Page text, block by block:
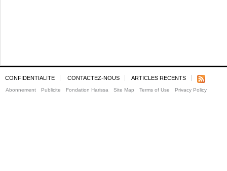
CONFIDENTIALITE CONTACTEZ-NOUS ARTICLES RECENTS
Abonnement Publicite Fondation Harissa Site Map Terms of Use Privacy Policy